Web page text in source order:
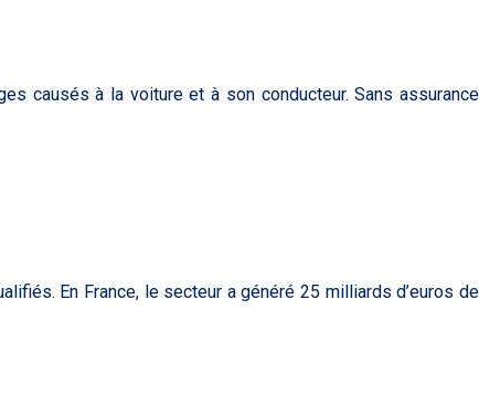
causés à la voiture et à son conducteur. Sans assurance
En France, le secteur a généré 25 milliards d’euros de